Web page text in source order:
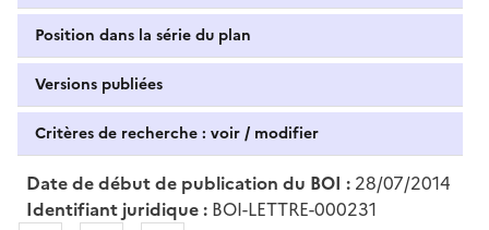
Position dans la série du plan
Versions publiées
Critères de recherche : voir / modifier
Date de début de publication du BOI : 28/07/2014
Identifiant juridique : BOI-LETTRE-000231